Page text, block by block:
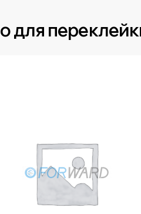
для